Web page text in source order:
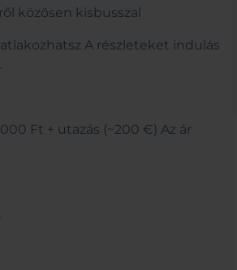
közösen kisbusszal
A részleteket indulás
Ft + utazás (~200 €) Az ár